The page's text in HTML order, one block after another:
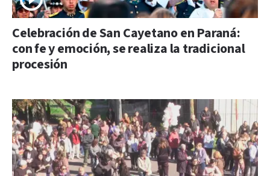
Celebración de San Cayetano en Paraná:
con fe y emoción, se realiza la tradicional
procesión